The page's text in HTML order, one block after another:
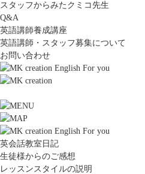
スタッフからみたクミコ先生
Q&A
英語講師養成講座
英語講師・スタッフ募集について
お問い合わせ
英会話教室日記
生徒様からのご感想
レッスンスタイルの説明